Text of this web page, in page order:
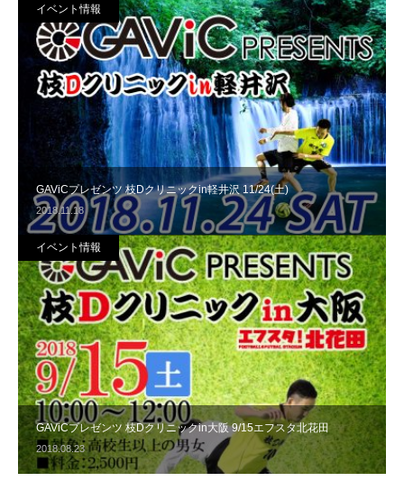
GAViCプレゼンツ 枝Dクリニックin軽井沢 11/24(土)
2018.11.18
イベント情報
GAViCプレゼンツ 枝Dクリニックin大阪 9/15エフスタ北花田
2018.08.23
イベント情報